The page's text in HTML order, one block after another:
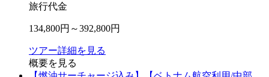
旅行代金
134,800円～392,800円
ツアー詳細を見る
概要を見る